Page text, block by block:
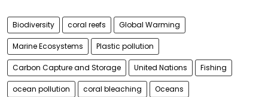
Biodiversity coral reefs Global Warming
Marine Ecosystems Plastic pollution
Carbon Capture and Storage United Nations Fishing
ocean pollution coral bleaching Oceans